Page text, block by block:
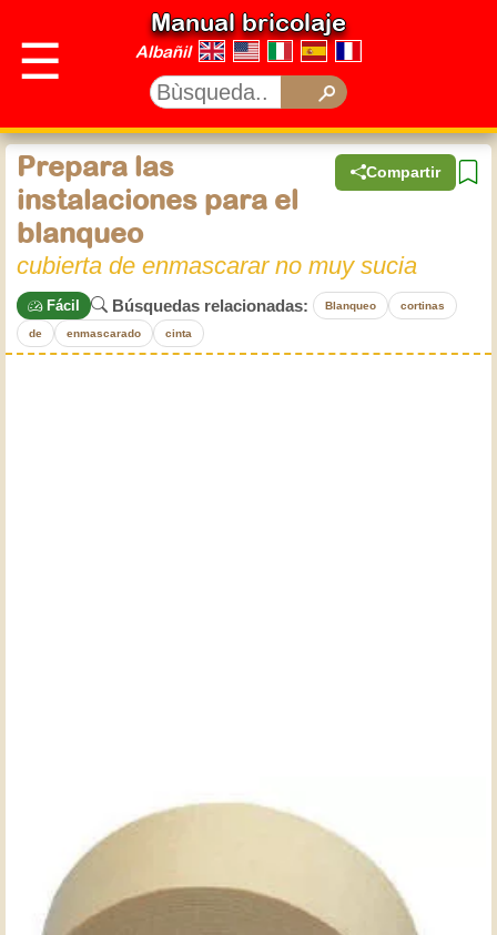
☰
Manual bricolaje
Albañil
Compartir
Prepara las
instalaciones para el
blanqueo
cubierta de enmascarar no muy sucia
Fácil Búsquedas relacionadas: Blanqueo cortinas
de enmascarado cinta